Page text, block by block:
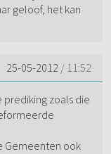
geloof, het kan
25-05-2012 / 11:52
zoals die
Gemeenten ook